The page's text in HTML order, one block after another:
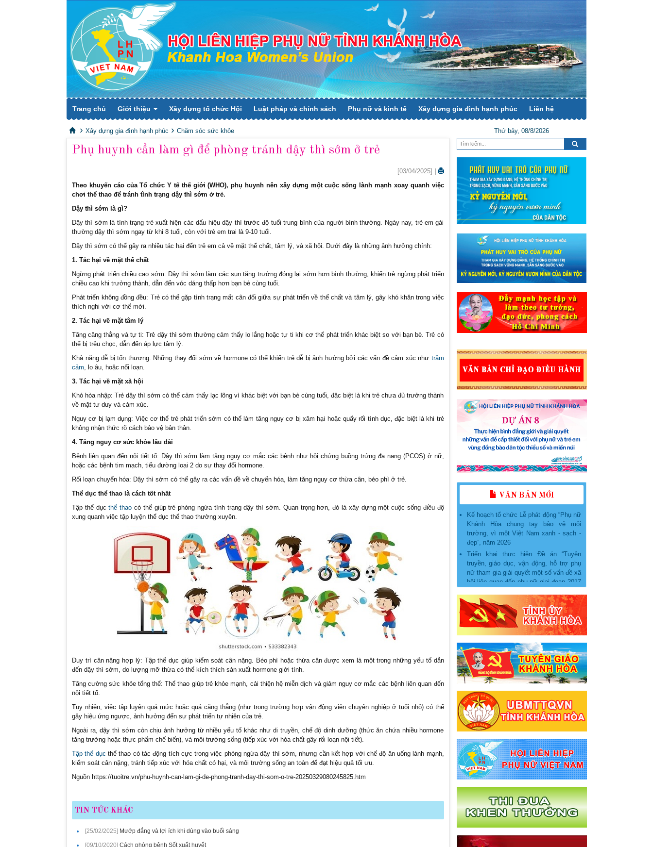
Trang chủ Giới thiệu Xây dựng tổ chức Hội Luật pháp và chính sách Phụ nữ và kinh tế Xây dựng gia đình hạnh phúc Liên hệ
Xây dựng gia đình hạnh phúc Chăm sóc sức khỏe Thứ bảy, 08/8/2026
Phụ huynh cần làm gì để phòng tránh dậy thì sớm ở trẻ
[03/04/2025]
Theo khuyến cáo của Tổ chức Y tế thế giới (WHO), phụ huynh nên xây dựng một cuộc sống lành mạnh xoay quanh việc
chơi thể thao để tránh tình trạng dậy thì sớm ở trẻ.
Dậy thì sớm là gì?
Dậy thì sớm là tình trạng trẻ xuất hiện các dấu hiệu dậy thì trước độ tuổi trung bình của người bình thường. Ngày nay, trẻ em gái
thường dậy thì sớm ngay từ khi 8 tuổi, còn với trẻ em trai là 9-10 tuổi.
Dậy thì sớm có thể gây ra nhiều tác hại đến trẻ em cả về mặt thể chất, tâm lý, và xã hội. Dưới đây là những ảnh hưởng chính:
1. Tác hại về mặt thể chất
Ngừng phát triển chiều cao sớm: Dậy thì sớm làm các sụn tăng trưởng đóng lại sớm hơn bình thường, khiến trẻ ngừng phát triển
chiều cao khi trưởng thành, dẫn đến vóc dáng thấp hơn bạn bè cùng tuổi.
Phát triển không đồng đều: Trẻ có thể gặp tình trạng mất cân đối giữa sự phát triển về thể chất và tâm lý, gây khó khăn trong việc
thích nghi với cơ thể mới.
2. Tác hại về mặt tâm lý
Tăng căng thẳng và tự ti: Trẻ dậy thì sớm thường cảm thấy lo lắng hoặc tự ti khi cơ thể phát triển khác biệt so với bạn bè. Trẻ có
thể bị trêu chọc, dẫn đến áp lực tâm lý.
Khả năng dễ bị tổn thương: Những thay đổi sớm về hormone có thể khiến trẻ dễ bị ảnh hưởng bởi các vấn đề cảm xúc như trầm
cảm, lo âu, hoặc nổi loạn.
3. Tác hại về mặt xã hội
Khó hòa nhập: Trẻ dậy thì sớm có thể cảm thấy lạc lõng vì khác biệt với bạn bè cùng tuổi, đặc biệt là khi trẻ chưa đủ trưởng thành
về mặt tư duy và cảm xúc.
Nguy cơ bị lạm dụng: Việc cơ thể trẻ phát triển sớm có thể làm tăng nguy cơ bị xâm hại hoặc quấy rối tình dục, đặc biệt là khi trẻ
không nhận thức rõ cách bảo vệ bản thân.
4. Tăng nguy cơ sức khỏe lâu dài
Bệnh liên quan đến nội tiết tố: Dậy thì sớm làm tăng nguy cơ mắc các bệnh như hội chứng buồng trứng đa nang (PCOS) ở nữ,
hoặc các bệnh tim mạch, tiểu đường loại 2 do sự thay đổi hormone.
Rối loạn chuyển hóa: Dậy thì sớm có thể gây ra các vấn đề về chuyển hóa, làm tăng nguy cơ thừa cân, béo phì ở trẻ.
Thể dục thể thao là cách tốt nhất
Tập thể dụcthể thao có thể giúp trẻ phòng ngừa tình trạng dậy thì sớm. Quan trọng hơn, đó là xây dựng một cuộc sống điều độ
xung quanh việc tập luyện thể dục thể thao thường xuyên.
Duy trì cân nặng hợp lý: Tập thể dục giúp kiểm soát cân nặng. Béo phì hoặc thừa cân được xem là một trong những yếu tố dẫn
đến dậy thì sớm, do lượng mỡ thừa có thể kích thích sản xuất hormone giới tính.
Tăng cường sức khỏe tổng thể: Thể thao giúp trẻ khỏe mạnh, cải thiện hệ miễn dịch và giảm nguy cơ mắc các bệnh liên quan đến
nội tiết tố.
Tuy nhiên, việc tập luyện quá mức hoặc quá căng thẳng (như trong trường hợp vận động viên chuyên nghiệp ở tuổi nhỏ) có thể
gây hiệu ứng ngược, ảnh hưởng đến sự phát triển tự nhiên của trẻ.
Ngoài ra, dậy thì sớm còn chịu ảnh hưởng từ nhiều yếu tố khác như di truyền, chế độ dinh dưỡng (thức ăn chứa nhiều hormone
tăng trưởng hoặc thực phẩm chế biến), và môi trường sống (tiếp xúc với hóa chất gây rối loạn nội tiết).
Tập thể dục thể thao có tác động tích cực trong việc phòng ngừa dậy thì sớm, nhưng cần kết hợp với chế độ ăn uống lành mạnh,
kiểm soát cân nặng, tránh tiếp xúc với hóa chất có hại, và môi trường sống an toàn để đạt hiệu quả tối ưu.
Nguồn https://tuoitre.vn/phu-huynh-can-lam-gi-de-phong-tranh-day-thi-som-o-tre-20250329080245825.htm
TIN TỨC KHÁC
[25/02/2025] Mướp đắng và lợi ích khi dùng vào buổi sáng
[09/10/2020]Cách phòng bệnh Sốt xuất huyết
VĂN BẢN MỚI
KẾ HOẠCH Tổ chức các hoạt động
phát triển, nâng cấp, duy trì và vận hành
Ứng dụng “Phụ nữ Việt Nam” năm 2026
Khánh Hòa chung tay bảo vệ môi
trường, vì một Việt Nam xanh - sạch -
đẹp”, năm 2026
Triển khai thực hiện Đề án “Tuyên
truyền, giáo dục, vận động, hỗ trợ phụ
nữ tham gia giải quyết một số vấn đề xã
hội liên quan đến phụ nữ giai đoạn 2017
- 2027” năm 2026
PHỤ LỤC một số nhiệm vụ trọng tâm
thực hiện đề án “hỗ trợ phụ nữ khởi
nghiệp giai đoạn 2026 - 2035” trên địa
bàn tỉnh khánh hòa
Kế hoạch thực hiện Đề án “Hỗ trợ phụ
nữ khởi nghiệp giai đoạn 2026 – 2035”
trên địa bàn tỉnh Khánh Hòa
Hướng dẫn Tuyên truyền Quý II năm
2026
Hướng dẫn Tuyên truyền Quý II năm
lịch tiếp Công dân của Hội Liên hiệp Phụ
nữ tỉnh Khánh Hòa
Nghị quyết về việc sắp xếp các đơn vị
hành chính cấp xã của tỉnh Khánh Hòa
năm 2025
Thông báo lịch tiếp công dân tháng
6.2025